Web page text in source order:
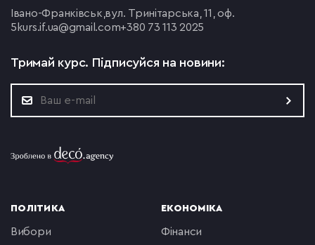
Івано-Франківськ,вул. Тринітарська, 11, оф.
5 kurs.if.ua@gmail.com+380 73 113 2025
Тримай курс. Підписуйся на новини:
ПОЛІТИКА
вибори
ЕКОНОМІКА
фінанси